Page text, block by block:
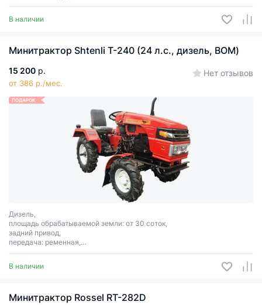
В наличии
Минитрактор Shtenli T-240 (24 л.с., дизель, ВОМ)
15 200 р.
от 386 р./мес.
Нет отзывов
ПОДАРОК
Дизель,
площадь обрабатываемой земли: от 30 соток,
задний привод,
передача: ременная,
сцепное соединение: 1 точка,
мощность 24 л.с., ВОМ, ширина захвата: 1200 мм, электростартер.
В наличии
Минитрактор Rossel RT-282D